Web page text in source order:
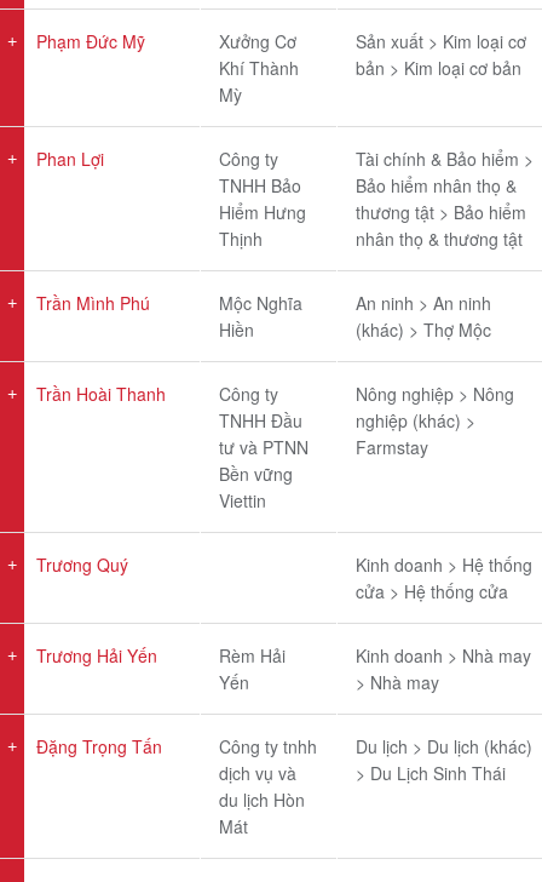
Phạm Đức Mỹ
Xưởng Cơ
Khí Thành
Mỳ
Sản xuất > Kim loại cơ
bản > Kim loại cơ bản
Phan Lợi
Công ty
TNHH Bảo
Hiểm Hưng
Thịnh
Tài chính & Bảo hiểm >
Bảo hiểm nhân thọ &
thương tật > Bảo hiểm
nhân thọ & thương tật
Trần Mình Phú
Mộc Nghĩa
Hiền
An ninh > An ninh
(khác) > Thợ Mộc
Trần Hoài Thanh
Công ty
TNHH Đầu
tư và PTNN
Bền vững
Viettin
Nông nghiệp > Nông
nghiệp (khác) >
Farmstay
Trương Quý
Kinh doanh > Hệ thống
cửa > Hệ thống cửa
Trương Hải Yến
Rèm Hải
Yến
Kinh doanh > Nhà may
> Nhà may
Đặng Trọng Tấn
Công ty tnhh
dịch vụ và
du lịch Hòn
Mát
Du lịch > Du lịch (khác)
> Du Lịch Sinh Thái